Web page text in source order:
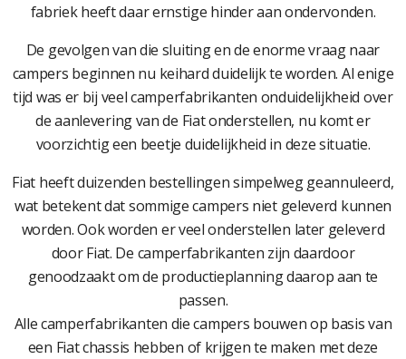
fabriek heeft daar ernstige hinder aan ondervonden.
De gevolgen van die sluiting en de enorme vraag naar
campers beginnen nu keihard duidelijk te worden. Al enige
tijd was er bij veel camperfabrikanten onduidelijkheid over
de aanlevering van de Fiat onderstellen, nu komt er
voorzichtig een beetje duidelijkheid in deze situatie.
Fiat heeft duizenden bestellingen simpelweg geannuleerd,
wat betekent dat sommige campers niet geleverd kunnen
worden. Ook worden er veel onderstellen later geleverd
door Fiat. De camperfabrikanten zijn daardoor
genoodzaakt om de productieplanning daarop aan te
passen.
Alle camperfabrikanten die campers bouwen op basis van
een Fiat chassis hebben of krijgen te maken met deze